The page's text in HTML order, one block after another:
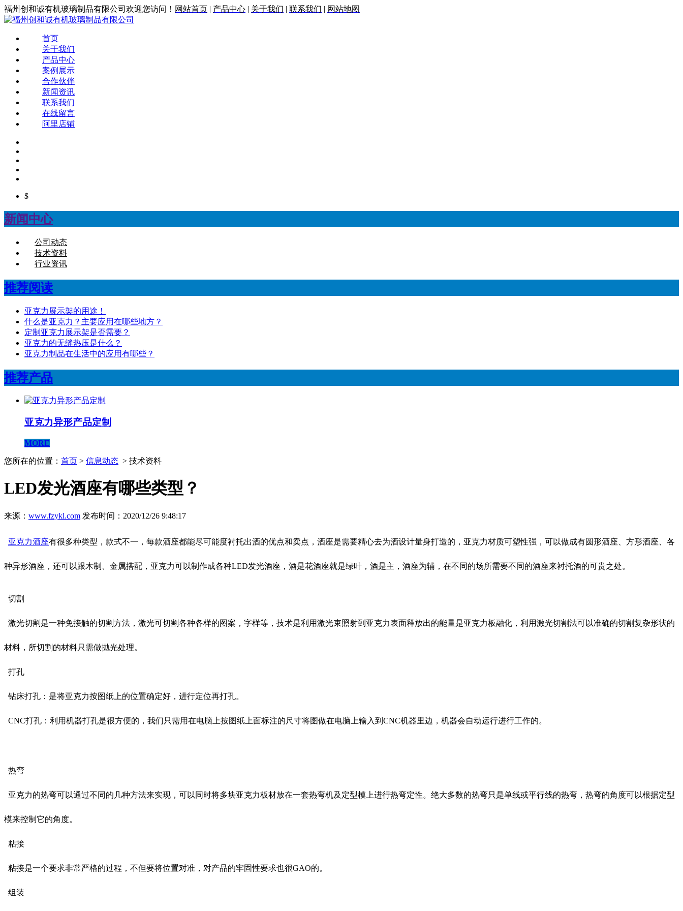
福州创和诚有机玻璃制品有限公司欢迎您访问！ 网站首页 | 产品中心 | 关于我们 | 联系我们 | 网站地图
首页
关于我们
产品中心
案例展示
合作伙伴
新闻资讯
联系我们
在线留言
阿里店铺
$
新闻中心
公司动态
技术资料
行业资讯
推荐阅读
亚克力展示架的用途！
什么是亚克力？主要应用在哪些地方？
定制亚克力展示架是否需要？
亚克力的无缝热压是什么？
亚克力制品在生活中的应用有哪些？
推荐产品
亚克力异形产品定制
MORE
您所在的位置： 首页 > 信息动态 > 技术资料
LED发光酒座有哪些类型？
来源： www.fzykl.com 发布时间：2020/12/26 9:48:17
亚克力酒座有很多种类型，款式不一，每款酒座都能尽可能度衬托出酒的优点和卖点，酒座是需要精心去为酒设计量身打造的，亚克力材质可塑性强，可以做成有圆形酒座、方形酒座、各
种异形酒座，还可以跟木制、金属搭配，亚克力可以制作成各种LED发光酒座，酒是花酒座就是绿叶，酒是主，酒座为辅，在不同的场所需要不同的酒座来衬托酒的可贵之处。
切割
激光切割是一种免接触的切割方法，激光可切割各种各样的图案，字样等，技术是利用激光束照射到亚克力表面释放出的能量是亚克力板融化，利用激光切割法可以准确的切割复杂形状的
材料，所切割的材料只需做抛光处理。
打孔
钻床打孔：是将亚克力按图纸上的位置确定好，进行定位再打孔。
CNC打孔：利用机器打孔是很方便的，我们只需用在电脑上按图纸上面标注的尺寸将图做在电脑上输入到CNC机器里边，机器会自动运行进行工作的。
热弯
亚克力的热弯可以通过不同的几种方法来实现，可以同时将多块亚克力板材放在一套热弯机及定型模上进行热弯定性。绝大多数的热弯只是单线或平行线的热弯，热弯的角度可以根据定型
模来控制它的角度。
粘接
粘接是一个要求非常严格的过程，不但要将位置对准，对产品的牢固性要求也很GAO的。
组装